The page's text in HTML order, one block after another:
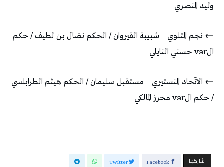
وليد المنصري
← نجم المتلوي – شبيبة القيروان / الحكم نضال بن لطيف / حكم
الvar حسني النايلي
← الاتّحاد المنستيري – مستقبل سليمان / الحكم هيثم الطرابلسي
/ حكم الvar محرز المالكي
‫‫ شاركها‬ Facebook
Twitter